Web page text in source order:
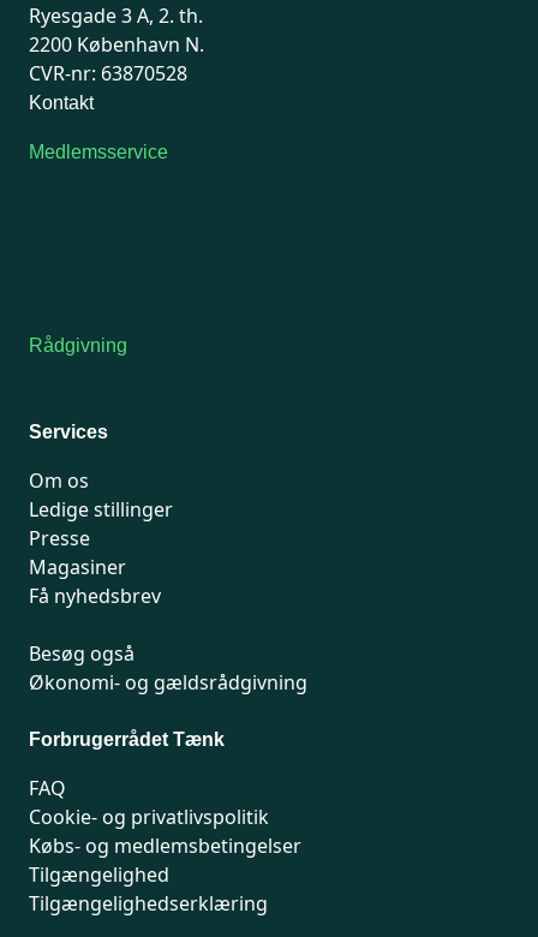
Ryesgade 3 A, 2. th.
2200 København N.
CVR-nr: 63870528
Kontakt
Medlemsservice
Rådgivning
Services
Om os
Ledige stillinger
Presse
Magasiner
Få nyhedsbrev
Besøg også
Økonomi- og gældsrådgivning
Forbrugerrådet Tænk
FAQ
Cookie- og privatlivspolitik
Købs- og medlemsbetingelser
Tilgængelighed
Tilgængelighedserklæring